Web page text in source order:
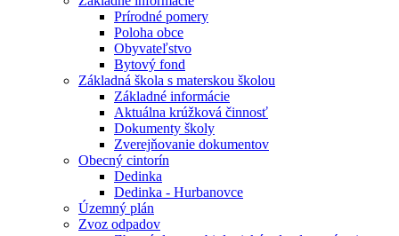
Prírodné pomery
Poloha obce
Obyvateľstvo
Bytový fond
Základná škola s materskou školou
Základné informácie
Aktuálna krúžková činnosť
Dokumenty školy
Zverejňovanie dokumentov
Obecný cintorín
Dedinka
Dedinka - Hurbanovce
Územný plán
Zvoz odpadov